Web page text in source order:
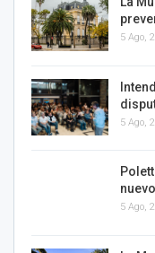
5 Ago,
5 Ago,
5 Ago,